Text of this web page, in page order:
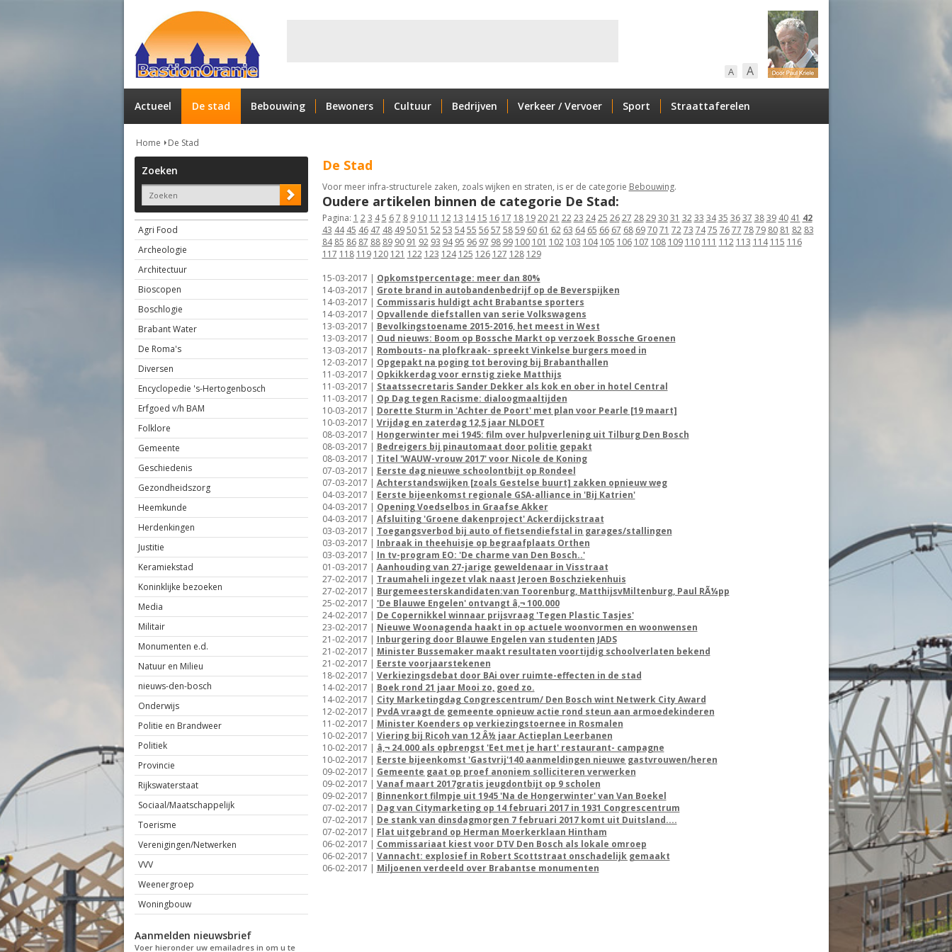
A A
Actueel De stad Bebouwing Bewoners Cultuur Bedrijven Verkeer / Vervoer Sport Straattaferelen
Home De Stad
Zoeken
Agri Food
Archeologie
Architectuur
Bioscopen
Boschlogie
Brabant Water
De Roma's
Diversen
Encyclopedie 's-Hertogenbosch
Erfgoed v/h BAM
Folklore
Gemeente
Geschiedenis
Gezondheidszorg
Heemkunde
Herdenkingen
Justitie
Keramiekstad
Koninklijke bezoeken
Media
Militair
Monumenten e.d.
Natuur en Milieu
nieuws-den-bosch
Onderwijs
Politie en Brandweer
Politiek
Provincie
Rijkswaterstaat
Sociaal/Maatschappelijk
Toerisme
Verenigingen/Netwerken
VVV
Weenergroep
Woningbouw
Aanmelden nieuwsbrief
Voer hieronder uw emailadres in om u te
De Stad
Voor meer infra-structurele zaken, zoals wijken en straten, is er de categorie Bebouwing.
Oudere artikelen binnen de categorie De Stad:
Pagina: 1 2 3 4 5 6 7 8 9 10 11 12 13 14 15 16 17 18 19 20 21 22 23 24 25 26 27 28 29 30 31 32 33 34 35 36 37 38 39 40 41 42
43 44 45 46 47 48 49 50 51 52 53 54 55 56 57 58 59 60 61 62 63 64 65 66 67 68 69 70 71 72 73 74 75 76 77 78 79 80 81 82 83
84 85 86 87 88 89 90 91 92 93 94 95 96 97 98 99 100 101 102 103 104 105 106 107 108 109 110 111 112 113 114 115 116
117 118 119 120 121 122 123 124 125 126 127 128 129
15-03-2017 | Opkomstpercentage: meer dan 80%
14-03-2017 | Grote brand in autobandenbedrijf op de Beverspijken
14-03-2017 | Commissaris huldigt acht Brabantse sporters
14-03-2017 | Opvallende diefstallen van serie Volkswagens
13-03-2017 | Bevolkingstoename 2015-2016, het meest in West
13-03-2017 | Oud nieuws: Boom op Bossche Markt op verzoek Bossche Groenen
13-03-2017 | Rombouts- na plofkraak- spreekt Vinkelse burgers moed in
12-03-2017 | Opgepakt na poging tot beroving bij Brabanthallen
11-03-2017 | Opkikkerdag voor ernstig zieke Matthijs
11-03-2017 | Staatssecretaris Sander Dekker als kok en ober in hotel Central
11-03-2017 | Op Dag tegen Racisme: dialoogmaaltijden
10-03-2017 | Dorette Sturm in 'Achter de Poort' met plan voor Pearle [19 maart]
10-03-2017 | Vrijdag en zaterdag 12,5 jaar NLDOET
08-03-2017 | Hongerwinter mei 1945: film over hulpverlening uit Tilburg Den Bosch
08-03-2017 | Bedreigers bij pinautomaat door politie gepakt
08-03-2017 | Titel 'WAUW-vrouw 2017' voor Nicole de Koning
07-03-2017 | Eerste dag nieuwe schoolontbijt op Rondeel
07-03-2017 | Achterstandswijken [zoals Gestelse buurt] zakken opnieuw weg
04-03-2017 | Eerste bijeenkomst regionale GSA-alliance in 'Bij Katrien'
04-03-2017 | Opening Voedselbos in Graafse Akker
04-03-2017 | Afsluiting 'Groene dakenproject' Ackerdijckstraat
03-03-2017 | Toegangsverbod bij auto of fietsendiefstal in garages/stallingen
03-03-2017 | Inbraak in theehuisje op begraafplaats Orthen
03-03-2017 | In tv-program EO: 'De charme van Den Bosch..'
01-03-2017 | Aanhouding van 27-jarige geweldenaar in Visstraat
27-02-2017 | Traumaheli ingezet vlak naast Jeroen Boschziekenhuis
27-02-2017 | Burgemeesterskandidaten:van Toorenburg, MatthijsvMiltenburg, Paul RÃ¼pp
25-02-2017 | 'De Blauwe Engelen' ontvangt â‚¬ 100.000
24-02-2017 | De Copernikkel winnaar prijsvraag 'Tegen Plastic Tasjes'
23-02-2017 | Nieuwe Woonagenda haakt in op actuele woonvormen en woonwensen
21-02-2017 | Inburgering door Blauwe Engelen van studenten JADS
21-02-2017 | Minister Bussemaker maakt resultaten voortijdig schoolverlaten bekend
21-02-2017 | Eerste voorjaarstekenen
18-02-2017 | Verkiezingsdebat door BAi over ruimte-effecten in de stad
14-02-2017 | Boek rond 21 jaar Mooi zo, goed zo.
14-02-2017 | City Marketingdag Congrescentrum/ Den Bosch wint Netwerk City Award
12-02-2017 | PvdA vraagt de gemeente opnieuw actie rond steun aan armoedekinderen
11-02-2017 | Minister Koenders op verkiezingstoernee in Rosmalen
10-02-2017 | Viering bij Ricoh van 12 Â½ jaar Actieplan Leerbanen
10-02-2017 | â‚¬ 24.000 als opbrengst 'Eet met je hart' restaurant- campagne
10-02-2017 | Eerste bijeenkomst 'Gastvrij'140 aanmeldingen nieuwe gastvrouwen/heren
09-02-2017 | Gemeente gaat op proef anoniem solliciteren verwerken
09-02-2017 | Vanaf maart 2017gratis jeugdontbijt op 9 scholen
09-02-2017 | Binnenkort filmpje uit 1945 'Na de Hongerwinter' van Van Boekel
07-02-2017 | Dag van Citymarketing op 14 februari 2017 in 1931 Congrescentrum
07-02-2017 | De stank van dinsdagmorgen 7 februari 2017 komt uit Duitsland....
07-02-2017 | Flat uitgebrand op Herman Moerkerklaan Hintham
06-02-2017 | Commissariaat kiest voor DTV Den Bosch als lokale omroep
06-02-2017 | Vannacht: explosief in Robert Scottstraat onschadelijk gemaakt
06-02-2017 | Miljoenen verdeeld over Brabantse monumenten